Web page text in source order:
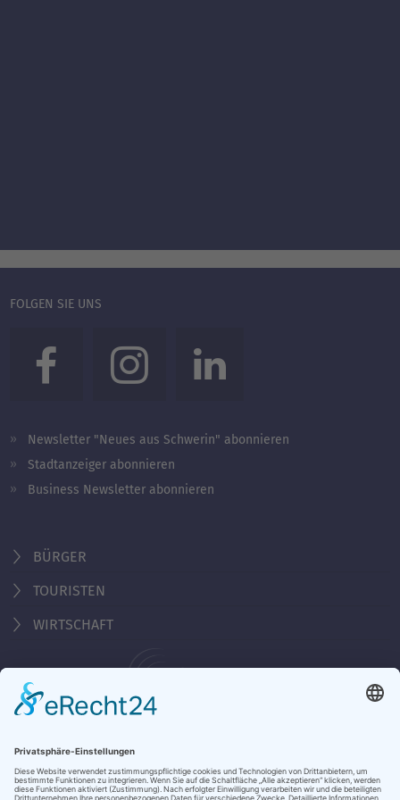
FOLGEN SIE UNS
Newsletter "Neues aus Schwerin" abonnieren
Stadtanzeiger abonnieren
Business Newsletter abonnieren
BÜRGER
TOURISTEN
WIRTSCHAFT
Behördennummer 115
KONTAKT
NOTRUFE & HOTLINES
JOBS